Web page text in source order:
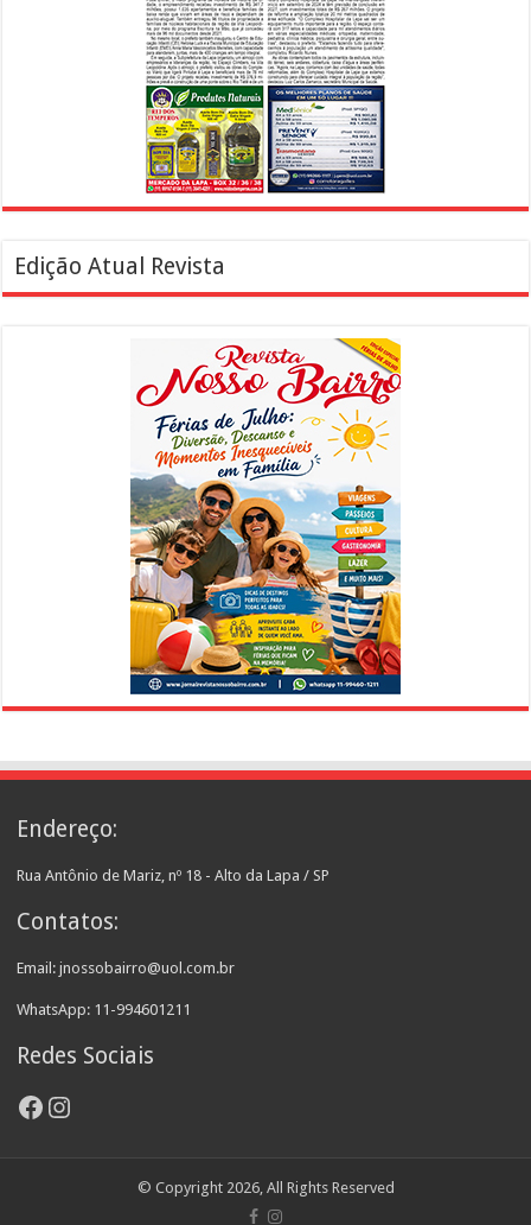
Edição Atual Revista
Endereço:
Rua Antônio de Mariz, nº 18 - Alto da Lapa / SP
Contatos:
Email: jnossobairro@uol.com.br
WhatsApp: 11-994601211
Redes Sociais
Facebook
Instagram
© Copyright 2026, All Rights Reserved